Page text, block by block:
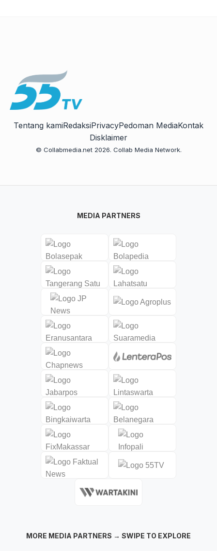
Tentang kamiRedaksiPrivacyPedoman MediaKontak
Disklaimer
© Collabmedia.net 2026. Collab Media Network.
MEDIA PARTNERS
MORE MEDIA PARTNERS → SWIPE TO EXPLORE